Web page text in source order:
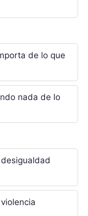
de lo que
nada de lo